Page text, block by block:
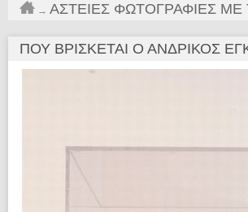
→ ΑΣΤΕΊΕΣ ΦΩΤΟΓΡΑΦΊΕΣ
ΠΟΥ ΒΡΊΣΚΕΤΑΙ Ο ΑΝΔΡΙΚΌΣ